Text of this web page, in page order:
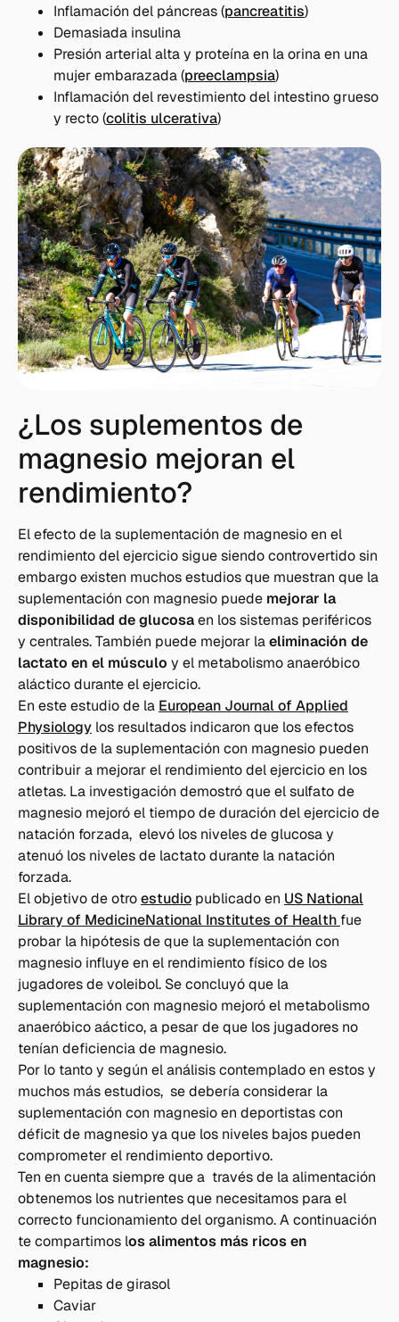
Inflamación del páncreas (pancreatitis)
Demasiada insulina
Presión arterial alta y proteína en la orina en una
mujer embarazada (preeclampsia)
Inflamación del revestimiento del intestino grueso
y recto (colitis ulcerativa)
¿Los suplementos de
magnesio mejoran el
rendimiento?
El efecto de la suplementación de magnesio en el
rendimiento del ejercicio sigue siendo controvertido sin
embargo existen muchos estudios que muestran que la
suplementación con magnesio puede mejorar la
disponibilidad de glucosaen los sistemas periféricos
y centrales. También puede mejorar laeliminación de
lactato en el músculo y el metabolismo anaeróbico
aláctico durante el ejercicio.
En este estudio de la European Journal of Applied
Physiology los resultados indicaron que los efectos
positivos de la suplementación con magnesio pueden
contribuir a mejorar el rendimiento del ejercicio en los
atletas. La investigación demostró que el sulfato de
magnesio mejoró el tiempo de duración del ejercicio de
natación forzada, elevó los niveles de glucosa y
atenuó los niveles de lactato durante la natación
forzada.
El objetivo de otroestudio publicado en US National
Library of MedicineNational Institutes of Health fue
probar la hipótesis de que la suplementación con
magnesio influye en el rendimiento físico de los
jugadores de voleibol. Se concluyó que la
suplementación con magnesio mejoró el metabolismo
anaeróbico aáctico, a pesar de que los jugadores no
tenían deficiencia de magnesio.
Por lo tanto y según el análisis contemplado en estos y
muchos más estudios, se debería considerar la
suplementación con magnesio en deportistas con
déficit de magnesio ya que los niveles bajos pueden
comprometer el rendimiento deportivo.
Ten en cuenta siempre que a través de la alimentación
obtenemos los nutrientes que necesitamos para el
correcto funcionamiento del organismo. A continuación
te compartimos los alimentos más ricos en
magnesio:
Pepitas de girasol
Caviar